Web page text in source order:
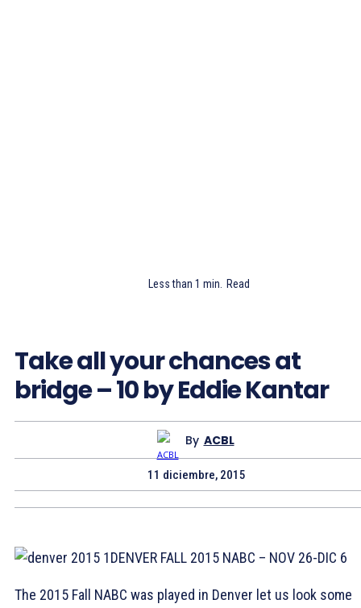
Less than 1 min. Read
Take all your chances at
bridge – 10 by Eddie Kantar
By ACBL
11 diciembre, 2015
DENVER FALL 2015 NABC – NOV 26-DIC 6
The 2015 Fall NABC was played in Denver let us look some